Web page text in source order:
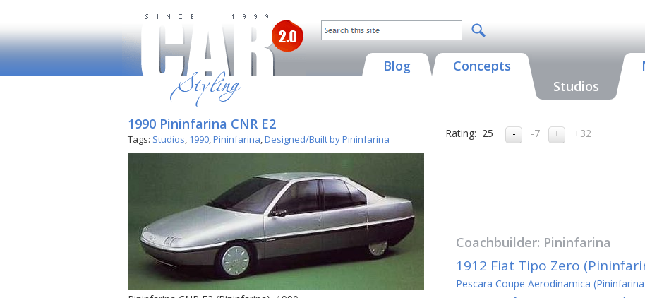
Blog
Concepts
Studios
1990 Pininfarina CNR E2
Tags: Studios, 1990,Pininfarina,Designed/Built by Pininfarina Rating: 25 -7 +32
Coachbuilder: Pininfarina
1912 Fiat Tipo Zero
Pescara Coupe Aerodinamica